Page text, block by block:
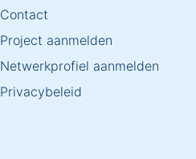
Contact
Project aanmelden
Netwerkprofiel aanmelden
Privacybeleid